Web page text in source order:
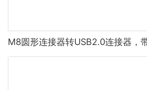
M8圆形连接器转USB2.0连接器，